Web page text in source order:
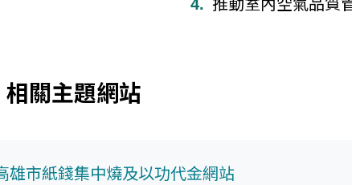
相關主題網站
雄市紙錢集中燒及以功代金網站